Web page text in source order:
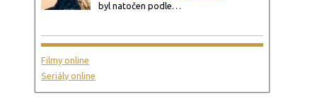
byl natočen podle…
Filmy online
Seriály online